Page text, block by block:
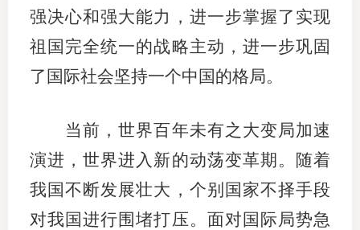
强决心和强大能力，进一步掌握了实现
祖国完全统一的战略主动，进一步巩固
了国际社会坚持一个中国的格局。
当前，世界百年未有之大变局加速
演进，世界进入新的动荡变革期。随着
我国不断发展壮大，个别国家不择手段
对我国进行围堵打压。面对国际局势急